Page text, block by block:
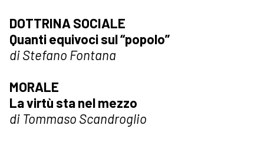
DOTTRINA SOCIALE
Quanti equivoci sul “popolo”
di Stefano Fontana
MORALE
La virtù sta nel mezzo
di Tommaso Scandroglio